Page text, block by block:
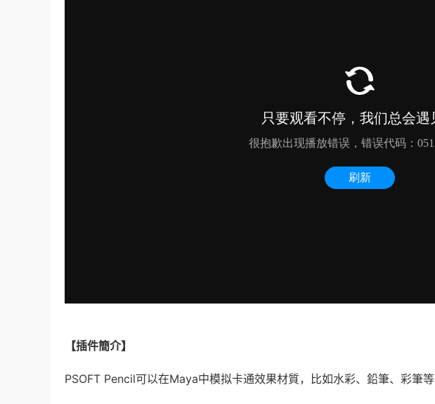
【插件簡介】
PSOFT Pencil可以在Maya中模拟卡通效果材質，比如水彩、鉛筆、彩筆等